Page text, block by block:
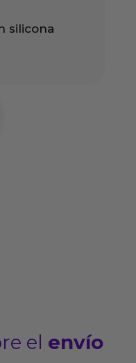
silicona
el envío